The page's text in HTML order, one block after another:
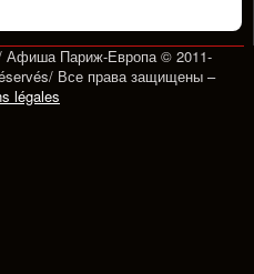
Афиша Париж-Европа © 2011-
Все права защищены –
légales